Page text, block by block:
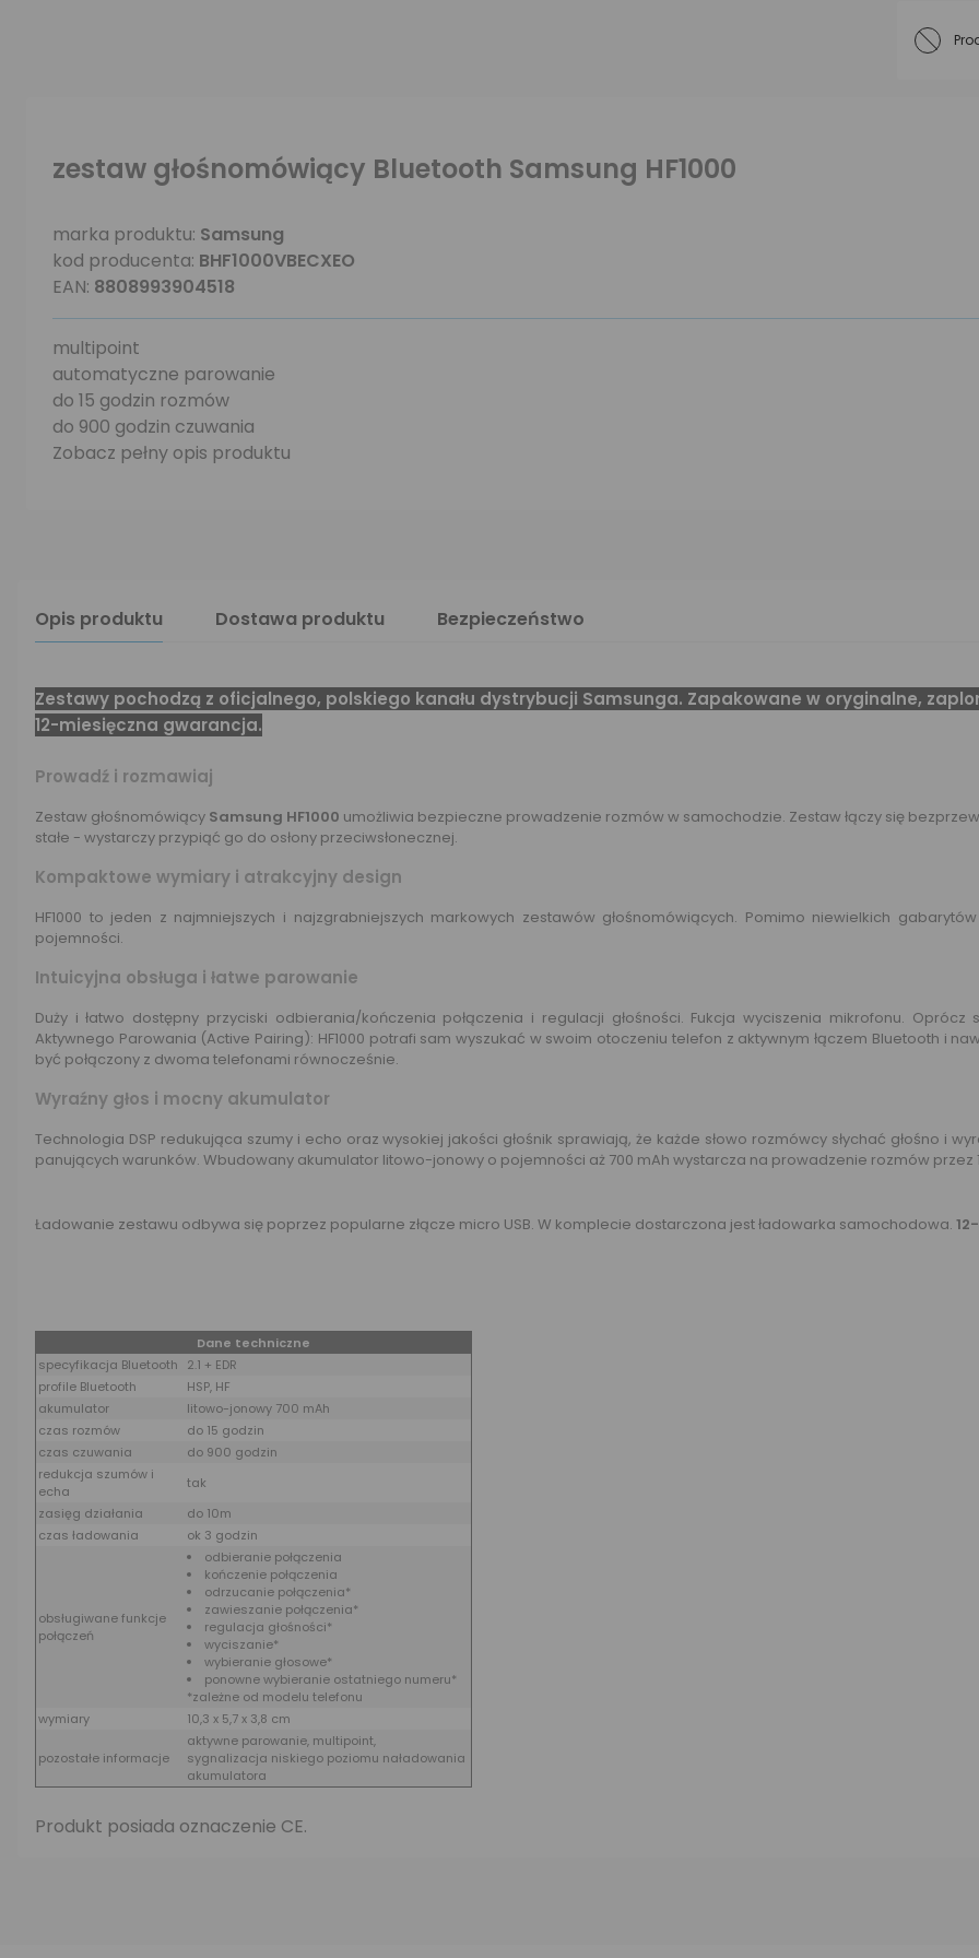
zestaw głośnomówiący Bluetooth Samsung HF1000
marka produktu: Samsung
kod producenta: BHF1000VBECXEO
EAN: 8808993904518
multipoint
automatyczne parowanie
do 15 godzin rozmów
do 900 godzin czuwania
Zobacz pełny opis produktu
Opis produktu Dostawa produktu Bezpieczeństwo
Zestawy pochodzą z oficjalnego, polskiego kanału dystrybucji Samsunga. Zapakowane w oryginalne,
12-miesięczna gwarancja.
Prowadź i rozmawiaj
Zestaw głośnomówiący Samsung HF1000 umożliwia bezpieczne prowadzenie rozmów w samochodzie. Zestaw łączy się
stałe - wystarczy przypiąć go do osłony przeciwsłonecznej.
Kompaktowe wymiary i atrakcyjny design
HF1000 to jeden z najmniejszych i najzgrabniejszych markowych zestawów głośnomówiących. Pomimo niewielkich
pojemności.
Intuicyjna obsługa i łatwe parowanie
Duży i łatwo dostępny przyciski odbierania/kończenia połączenia i regulacji głośności. Fukcja wyciszenia mikrofonu.
Aktywnego Parowania (Active Pairing): HF1000 potrafi sam wyszukać w swoim otoczeniu telefon z aktywnym łączem Bluetooth i
być połączony z dwoma telefonami równocześnie.
Wyraźny głos i mocny akumulator
Technologia DSP redukująca szumy i echo oraz wysokiej jakości głośnik sprawiają, że każde słowo rozmówcy słychać głośno i
panujących warunków. Wbudowany akumulator litowo-jonowy o pojemności aż 700 mAh wystarcza na prowadzenie rozmów przez
Ładowanie zestawu odbywa się poprzez popularne złącze micro USB. W komplecie dostarczona jest ładowarka samochodowa.
Dane techniczne
specyfikacja Bluetooth
2.1 + EDR
profile Bluetooth
HSP, HF
akumulator
litowo-jonowy 700 mAh
czas rozmów
do 15 godzin
czas czuwania
do 900 godzin
redukcja szumów i
echa
tak
zasięg działania
do 10m
czas ładowania
ok 3 godzin
obsługiwane funkcje
połączeń
odbieranie połączenia
kończenie połączenia
odrzucanie połączenia*
zawieszanie połączenia*
regulacja głośności*
wyciszanie*
wybieranie głosowe*
ponowne wybieranie ostatniego numeru*
*zależne od modelu telefonu
wymiary
10,3 x 5,7 x 3,8 cm
pozostałe informacje
aktywne parowanie, multipoint,
sygnalizacja niskiego poziomu naładowania
akumulatora
Produkt posiada oznaczenie CE.